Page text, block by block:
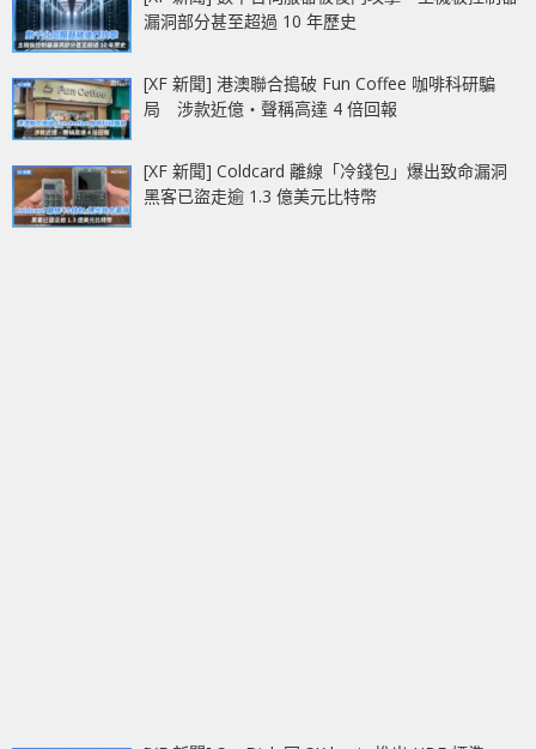
漏洞部分甚至超過 10 年歷史
[XF 新聞] 港澳聯合搗破 Fun Coffee 咖啡科研騙
局 涉款近億‧聲稱高達 4 倍回報
[XF 新聞] Coldcard 離線「冷錢包」爆出致命漏洞
黑客已盜走逾 1.3 億美元比特幣